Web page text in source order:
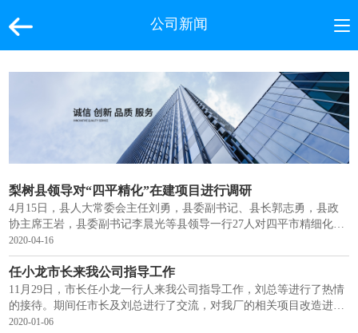
公司新闻
梨树县领导对“四平精化”在建项目进行调研
4月15日，县人大常委会主任刘勇，县委副书记、县长郭志勇，县政
协主席王岩，县委副书记李晨光等县领导一行27人对四平市精细化学
品有限公司梨树分公司呋喃铵盐系列产品项目进行调研！
2020-04-16
任小龙市长来我公司指导工作
11月29日，市长任小龙一行人来我公司指导工作，刘总等进行了热情
的接待。期间任市长及刘总进行了交流，对我厂的相关项目改造进行
了详细的了解；
2020-01-06